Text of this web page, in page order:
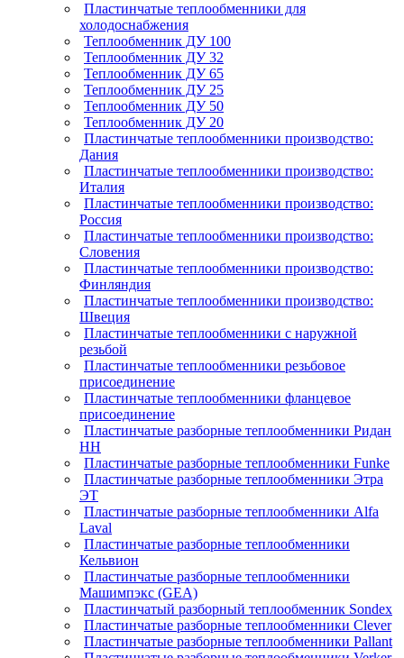
Пластинчатые теплообменники для
холодоснабжения
Теплообменник ДУ 100
Теплообменник ДУ 32
Теплообменник ДУ 65
Теплообменник ДУ 25
Теплообменник ДУ 50
Теплообменник ДУ 20
Пластинчатые теплообменники производство:
Дания
Пластинчатые теплообменники производство:
Италия
Пластинчатые теплообменники производство:
Россия
Пластинчатые теплообменники производство:
Словения
Пластинчатые теплообменники производство:
Финляндия
Пластинчатые теплообменники производство:
Швеция
Пластинчатые теплообменники с наружной
резьбой
Пластинчатые теплообменники резьбовое
присоединение
Пластинчатые теплообменники фланцевое
присоединение
Пластинчатые разборные теплообменники Ридан
НН
Пластинчатые разборные теплообменники Funke
Пластинчатые разборные теплообменники Этра
ЭТ
Пластинчатые разборные теплообменники Alfa
Laval
Пластинчатые разборные теплообменники
Кельвион
Пластинчатые разборные теплообменники
Машимпэкс (GEA)
Пластинчатый разборный теплообменник Sondex
Пластинчатые разборные теплообменники Clever
Пластинчатые разборные теплообменники Pallant